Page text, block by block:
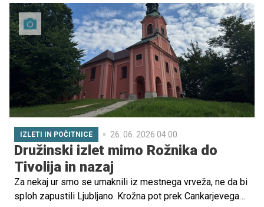
IZLETI IN POČITNICE 26. 06. 2026 04.00
Družinski izlet mimo Rožnika do
Tivolija in nazaj
Za nekaj ur smo se umaknili iz mestnega vrveža, ne da bi
sploh zapustili Ljubljano. Krožna pot prek Cankarjevega